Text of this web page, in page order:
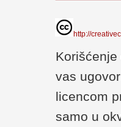
http://
vas
licencom
samo u